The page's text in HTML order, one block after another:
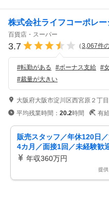
株式会社ライフコーポレー
百貨店・スーパー
3.7 （3,067件
#転勤がある #ボーナス支給 #
#裁量が大きい
大阪府大阪市淀川区西宮原２丁
平均残業時間： 20.2時間 有
販売スタッフ／年休120日
4カ月／面接1回／未経験歓
年収360万円
提